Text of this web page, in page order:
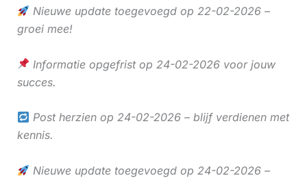
Nieuwe update toegevoegd op 22-02-2026 –
groei mee!
Informatie opgefrist op 24-02-2026 voor jouw
succes.
Post herzien op 24-02-2026 – blijf verdienen met
kennis.
Nieuwe update toegevoegd op 24-02-2026 –